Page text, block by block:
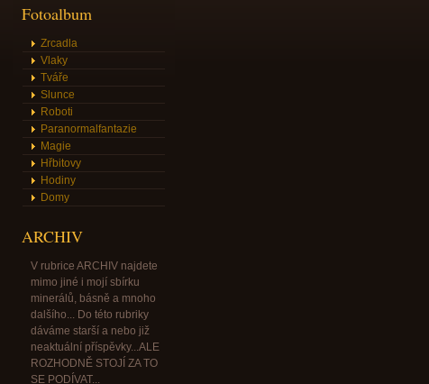
Fotoalbum
Zrcadla
Vlaky
Tváře
Slunce
Roboti
Paranormalfantazie
Magie
Hřbitovy
Hodiny
Domy
ARCHIV
V rubrice ARCHIV najdete
mimo jiné i mojí sbírku
minerálů, básně a mnoho
dalšího... Do této rubriky
dáváme starší a nebo již
neaktuální příspěvky...ALE
ROZHODNĚ STOJÍ ZA TO
SE PODÍVAT...